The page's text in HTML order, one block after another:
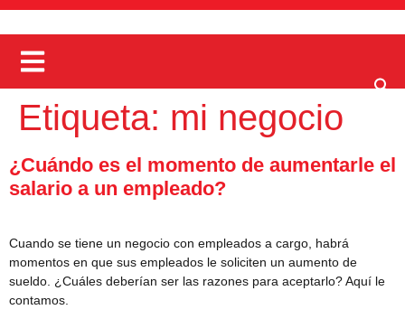
Etiqueta: mi negocio
¿Cuándo es el momento de aumentarle el
salario a un empleado?
Cuando se tiene un negocio con empleados a cargo, habrá
momentos en que sus empleados le soliciten un aumento de
sueldo. ¿Cuáles deberían ser las razones para aceptarlo? Aquí le
contamos.